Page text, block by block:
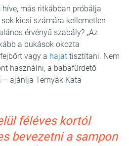
híve, más ritkábban próbálja
kicsi számára kellemetlen
érvényű szabály? „Az
a bukások okozta
vagy a hajat tisztítani. Nem
használni, a babafürdető
ajánlja Ternyák Kata
féléves kortól
bevezetni a sampon